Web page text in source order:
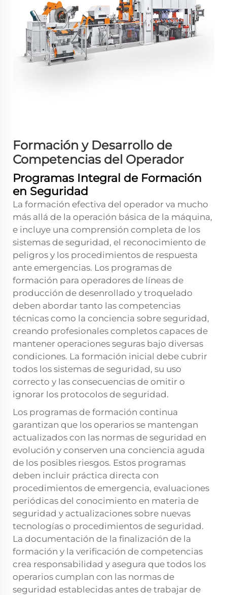
Formación y Desarrollo de
Competencias del Operador
Programas Integral de Formación
en Seguridad
La formación efectiva del operador va mucho
más allá de la operación básica de la máquina,
e incluye una comprensión completa de los
sistemas de seguridad, el reconocimiento de
peligros y los procedimientos de respuesta
ante emergencias. Los programas de
formación para operadores de líneas de
producción de desenrollado y troquelado
deben abordar tanto las competencias
técnicas como la conciencia sobre seguridad,
creando profesionales completos capaces de
mantener operaciones seguras bajo diversas
condiciones. La formación inicial debe cubrir
todos los sistemas de seguridad, su uso
correcto y las consecuencias de omitir o
ignorar los protocolos de seguridad.
Los programas de formación continua
garantizan que los operarios se mantengan
actualizados con las normas de seguridad en
evolución y conserven una conciencia aguda
de los posibles riesgos. Estos programas
deben incluir práctica directa con
procedimientos de emergencia, evaluaciones
periódicas del conocimiento en materia de
seguridad y actualizaciones sobre nuevas
tecnologías o procedimientos de seguridad.
La documentación de la finalización de la
formación y la verificación de competencias
crea responsabilidad y asegura que todos los
operarios cumplan con las normas de
seguridad establecidas antes de trabajar de